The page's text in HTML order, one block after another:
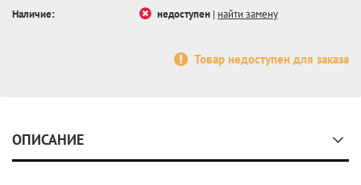
Наличие:
недоступен | найти замену
Товар недоступен для заказа
ОПИСАНИЕ